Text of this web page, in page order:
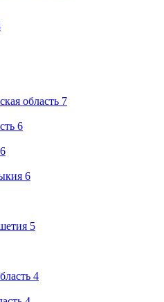
область 7
6
6
6
5
4